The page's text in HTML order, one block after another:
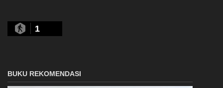
1
BUKU REKOMENDASI